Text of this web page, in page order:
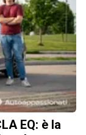
EQ: è la